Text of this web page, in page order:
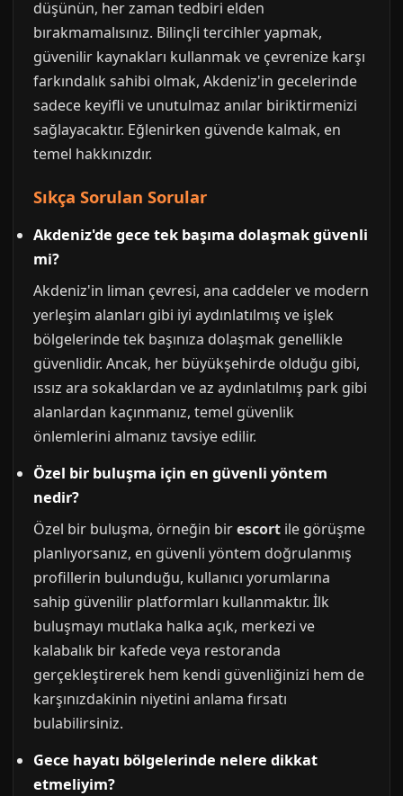
düşünün, her zaman tedbiri elden
bırakmamalısınız. Bilinçli tercihler yapmak,
güvenilir kaynakları kullanmak ve çevrenize karşı
farkındalık sahibi olmak, Akdeniz'in gecelerinde
sadece keyifli ve unutulmaz anılar biriktirmenizi
sağlayacaktır. Eğlenirken güvende kalmak, en
temel hakkınızdır.
Sıkça Sorulan Sorular
Akdeniz'de gece tek başıma dolaşmak güvenli
mi?
Akdeniz'in liman çevresi, ana caddeler ve modern
yerleşim alanları gibi iyi aydınlatılmış ve işlek
bölgelerinde tek başınıza dolaşmak genellikle
güvenlidir. Ancak, her büyükşehirde olduğu gibi,
ıssız ara sokaklardan ve az aydınlatılmış park gibi
alanlardan kaçınmanız, temel güvenlik
önlemlerini almanız tavsiye edilir.
Özel bir buluşma için en güvenli yöntem
nedir?
Özel bir buluşma, örneğin birescort ile görüşme
planlıyorsanız, en güvenli yöntem doğrulanmış
profillerin bulunduğu, kullanıcı yorumlarına
sahip güvenilir platformları kullanmaktır. İlk
buluşmayı mutlaka halka açık, merkezi ve
kalabalık bir kafede veya restoranda
gerçekleştirerek hem kendi güvenliğinizi hem de
karşınızdakinin niyetini anlama fırsatı
bulabilirsiniz.
Gece hayatı bölgelerinde nelere dikkat
etmeliyim?